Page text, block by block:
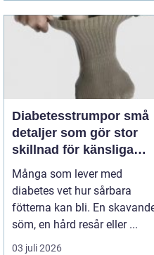
Diabetesstrumpor små
detaljer som gör stor
skillnad för känsliga
fötter
Många som lever med
diabetes vet hur sårbara
fötterna kan bli. En
söm, en hård resår eller ...
03 juli 2026